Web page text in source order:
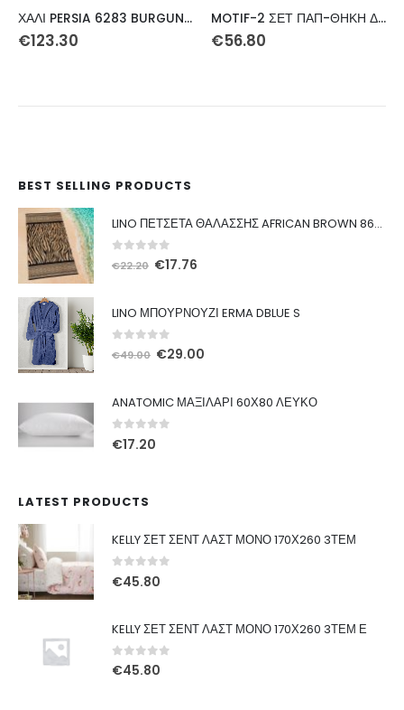
ΧΑΛΙ PERSIA 6283 BURGUNDY ΜΕ ΚΡΟΣΣΙ – 160X230 NewPlan
€123.30
MOTIF-2 ΣΕΤ ΠΑΠ-ΘΗΚΗ ΔΙΠΛΗ 200Χ240 3ΤΕΜ
€56.80
BEST SELLING PRODUCTS
LINO ΠΕΤΣΕΤΑ ΘΑΛΑΣΣΗΣ AFRICAN BROWN 86X160
out of 5
€22.20 Original
€17.76
LINO ΜΠΟΥΡΝΟΥΖΙ ERMA DBLUE S
out of 5
€49.00 Original
€29.00
ANATOMIC ΜΑΞΙΛΑΡΙ 60Χ80 ΛΕΥΚΟ
0out of 5
€17.20
LATEST PRODUCTS
KELLY ΣΕΤ ΣΕΝΤ ΛΑΣΤ ΜΟΝΟ 170Χ260 3ΤΕΜ
0out of 5
€45.80
KELLY ΣΕΤ ΣΕΝΤ ΛΑΣΤ ΜΟΝΟ 170Χ260 3ΤΕΜ Ε
0out of 5
€45.80